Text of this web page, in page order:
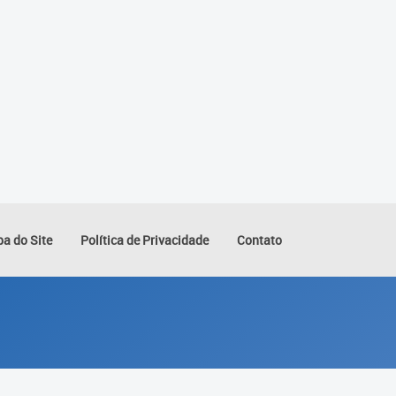
do Site Política de Privacidade Contato